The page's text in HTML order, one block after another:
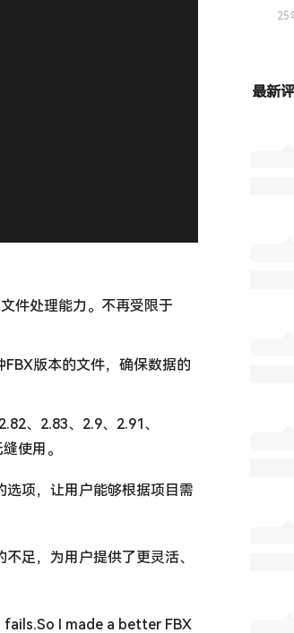
件处理能力。不再受限于
版本的文件，确保数据的
、2.83、2.9、2.91、
使用。
项，让用户能够根据项目需
足，为用户提供了更灵活、
I made a better FBX
25
最新